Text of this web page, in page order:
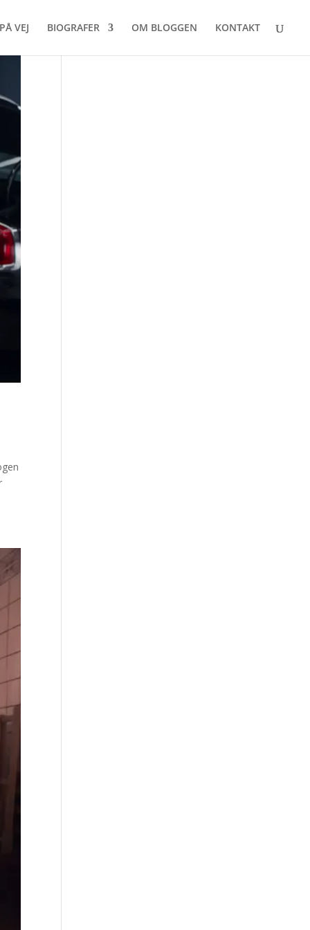
VEJ BIOGRAFER OM BLOGGEN KONTAKT